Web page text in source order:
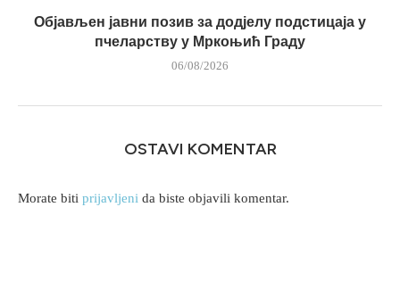
Објављен јавни позив за додјелу подстицаја у
пчеларству у Мркоњић Граду
06/08/2026
OSTAVI KOMENTAR
Morate biti prijavljeni da biste objavili komentar.